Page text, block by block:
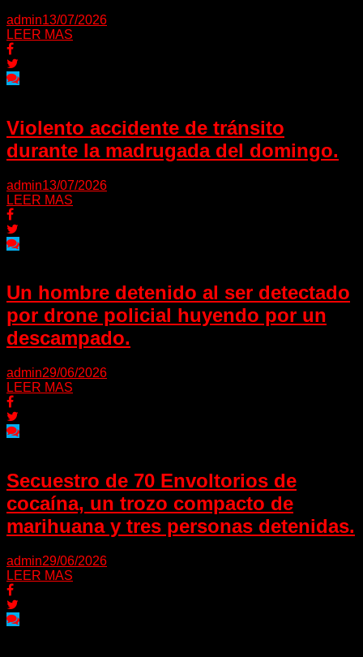
admin13/07/2026
LEER MAS
Violento accidente de tránsito
durante la madrugada del domingo.
admin13/07/2026
LEER MAS
Un hombre detenido al ser detectado
por drone policial huyendo por un
descampado.
admin29/06/2026
LEER MAS
Secuestro de 70 Envoltorios de
cocaína, un trozo compacto de
marihuana y tres personas detenidas.
admin29/06/2026
LEER MAS